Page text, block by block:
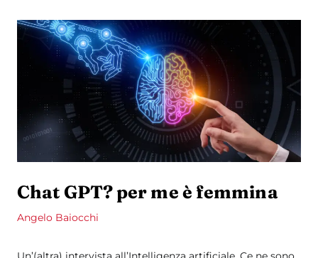
Chat GPT? per me è femmina
Angelo Baiocchi